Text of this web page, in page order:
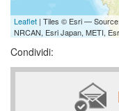
Leaflet | Tiles © Esri —
NRCAN, Esri Japan, METI,
Condividi: